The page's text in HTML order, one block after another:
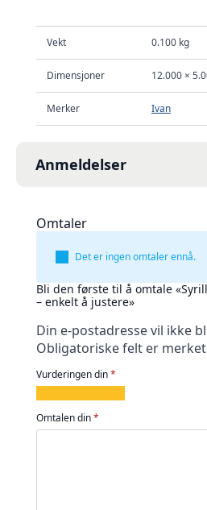
Vekt 0.100 kg
Dimensjoner 12.000 ×
Merker Ivan
Anmeldelser
Omtaler
Det er ingen omtaler ennå.
Bli den første til å omtale
– enkelt å justere»
Din e-postadresse vil ikke
Obligatoriske felt er
Vurderingen din*
av
5
av
5
av
5
av
5 5
Omtalen din*